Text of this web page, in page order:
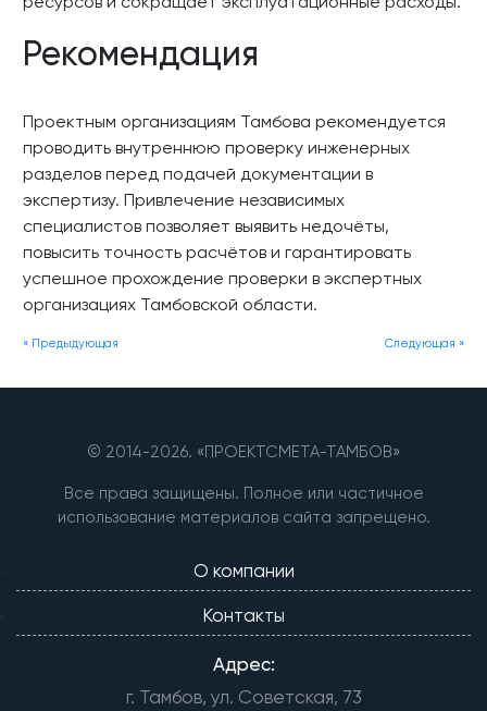
Рекомендация
Проектным организациям Тамбова рекомендуется
проводить внутреннюю проверку инженерных
разделов перед подачей документации в
экспертизу. Привлечение независимых
специалистов позволяет выявить недочёты,
повысить точность расчётов и гарантировать
успешное прохождение проверки в экспертных
организациях Тамбовской области.
Следующая »
« Предыдующая
© 2014-2026. «ПРОЕКТСМЕТА-ТАМБОВ»
Все права защищены. Полное или частичное
использование материалов сайта запрещено.
О компании
Контакты
Адрес:
г. Тамбов, ул. Советская, 73